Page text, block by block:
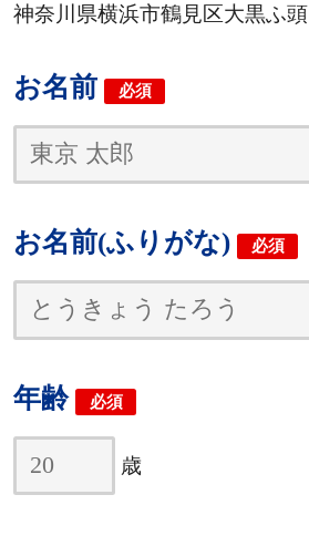
神奈川県横浜市鶴見区大黒ふ頭
お名前 必須
お名前(ふりがな) 必須
年齢 必須
歳